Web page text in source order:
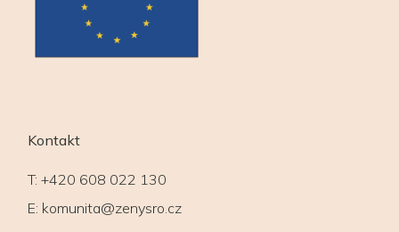
Kontakt
T: +420 608 022 130
E: komunita@zenysro.cz